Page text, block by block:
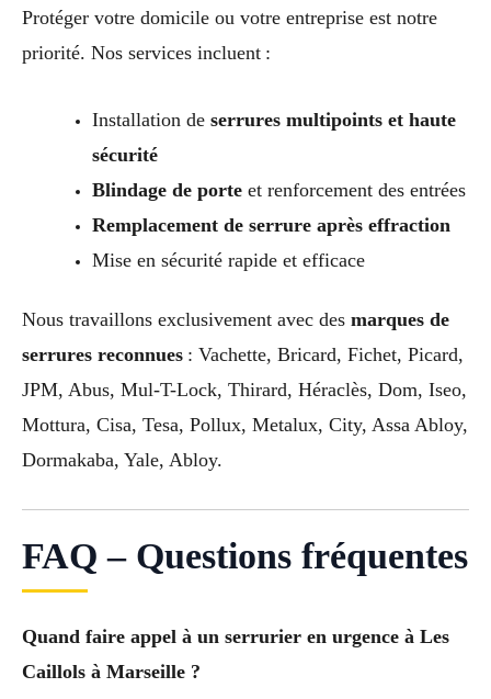
Protéger votre domicile ou votre entreprise est notre
priorité. Nos services incluent :
Installation de serrures multipoints et haute
sécurité
Blindage de porteet renforcement des entrées
Remplacement de serrure après effraction
Mise en sécurité rapide et efficace
Nous travaillons exclusivement avec des marques de
serrures reconnues : Vachette, Bricard, Fichet, Picard,
JPM, Abus, Mul-T-Lock, Thirard, Héraclès, Dom, Iseo,
Mottura, Cisa, Tesa, Pollux, Metalux, City, Assa Abloy,
Dormakaba, Yale, Abloy.
FAQ – Questions fréquentes
Quand faire appel à un serrurier en urgence à Les
Caillols à Marseille ?